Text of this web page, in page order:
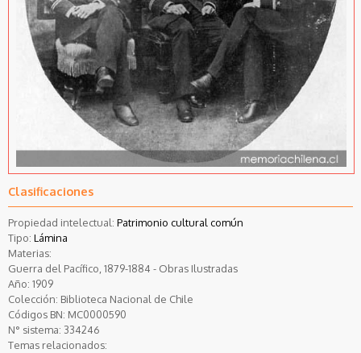
Clasificaciones
Propiedad intelectual: Patrimonio cultural común
Tipo: Lámina
Materias:
Guerra del Pacífico, 1879-1884 - Obras Ilustradas
Año: 1909
Colección: Biblioteca Nacional de Chile
Códigos BN: MC0000590
N° sistema: 334246
Temas relacionados: